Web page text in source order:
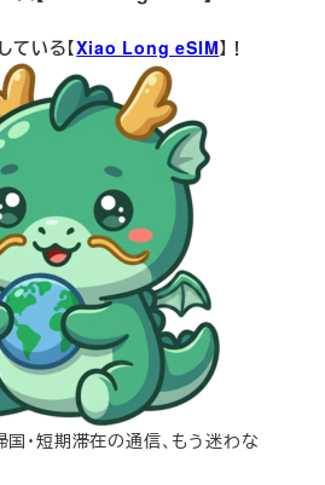
ている【Xiao Long eSIM】！
国・短期滞在の通信、もう迷わな